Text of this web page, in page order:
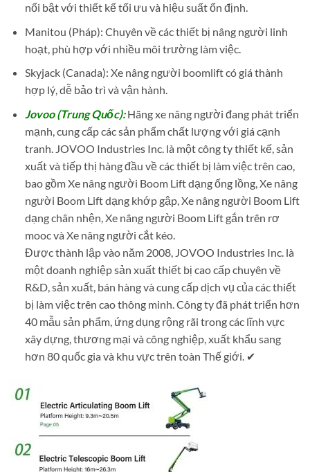
nổi bật với thiết kế tối ưu và hiệu suất ổn định.
Manitou (Pháp): Chuyên về các thiết bị nâng người linh
hoạt, phù hợp với nhiều môi trường làm việc.
Skyjack (Canada): Xe nâng người boomlift có giá thành
hợp lý, dễ bảo trì và vận hành.
Jovoo (Trung Quốc):Hãng xe nâng người đang phát triển
mạnh, cung cấp các sản phẩm chất lượng với giá cạnh
tranh. JOVOO Industries Inc. là một công ty thiết kế, sản
xuất và tiếp thị hàng đầu về các thiết bị làm việc trên cao,
bao gồm Xe nâng người Boom Lift dạng ống lồng, Xe nâng
người Boom Lift dạng khớp gập, Xe nâng người Boom Lift
dạng chân nhện, Xe nâng người Boom Lift gắn trên rơ
mooc và Xe nâng người cắt kéo.
Được thành lập vào năm 2008, JOVOO Industries Inc. là
một doanh nghiệp sản xuất thiết bị cao cấp chuyên về
R&D, sản xuất, bán hàng và cung cấp dịch vụ của các thiết
bị làm việc trên cao thông minh. Công ty đã phát triển hơn
40 mẫu sản phẩm, ứng dụng rộng rãi trong các lĩnh vực
xây dựng, thương mại và công nghiệp, xuất khẩu sang
hơn 80 quốc gia và khu vực trên toàn Thế giới. ✔